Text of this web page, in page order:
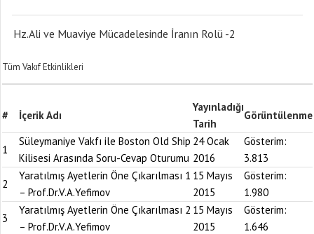
Hz.Ali ve Muaviye Mücadelesinde İranın Rolü -2
Tüm Vakıf Etkinlikleri
# İçerik Adı
Yayınladığı
Tarih
Görüntülenme
1
Süleymaniye Vakfı ile Boston Old Ship
Kilisesi Arasında Soru-Cevap Oturumu
24 Ocak
2016
Gösterim:
3.813
2
Yaratılmış Ayetlerin Öne Çıkarılması 1
– Prof.Dr.V.A.Yefimov
15 Mayıs
2015
Gösterim:
1.980
3
Yaratılmış Ayetlerin Öne Çıkarılması 2
– Prof.Dr.V.A.Yefimov
15 Mayıs
2015
Gösterim:
1.646